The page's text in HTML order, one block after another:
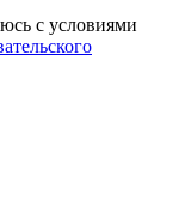
с условиями